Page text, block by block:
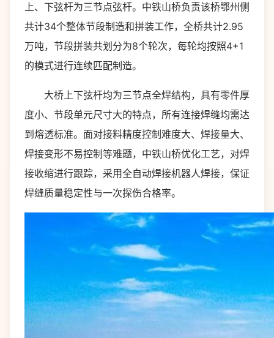
上、下弦杆为三节点弦杆。中铁山桥负责该桥鄂州侧
共计34个整体节段制造和拼装工作，全桥共计2.95
万吨，节段拼装共划分为8个轮次，每轮均按照4+1
的模式进行连续匹配制造。
大桥上下弦杆均为三节点全焊结构，具有零件厚
度小、节段单元尺寸大的特点，所有连接焊缝均需达
到熔透标准。面对接料精度控制难度大、焊接量大、
焊接变形不易控制等难题，中铁山桥优化工艺，对焊
接收缩进行跟踪，采用全自动焊接机器人焊接，保证
焊缝质量稳定性与一次探伤合格率。